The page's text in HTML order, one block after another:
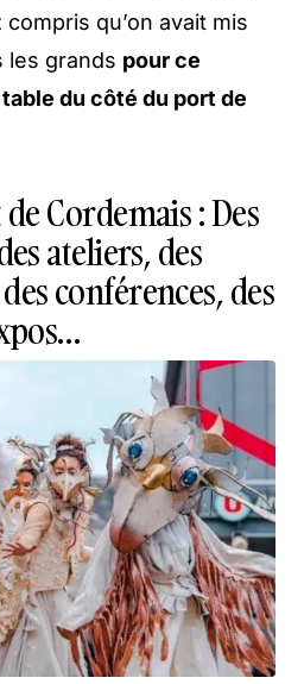
qu’on avait mis
les grands pour ce
du côté du port de
Cordemais : Des
ateliers, des
conférences, des